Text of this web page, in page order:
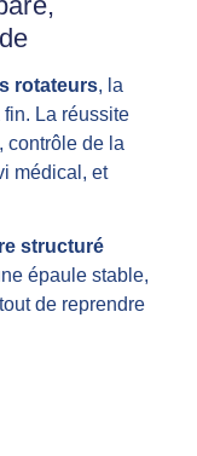
rotateurs, la
La réussite
contrôle de la
médical, et
structuré
épaule stable,
de reprendre